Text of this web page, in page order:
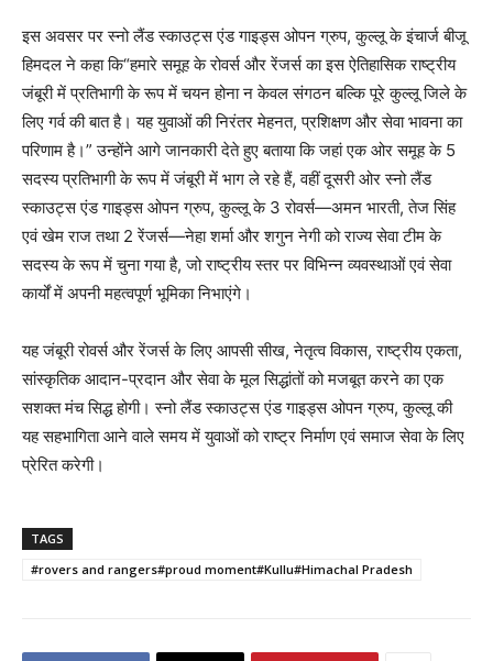
इस अवसर पर स्नो लैंड स्काउट्स एंड गाइड्स ओपन ग्रुप, कुल्लू के इंचार्ज बीजू
हिमदल ने कहा कि“हमारे समूह के रोवर्स और रेंजर्स का इस ऐतिहासिक राष्ट्रीय
जंबूरी में प्रतिभागी के रूप में चयन होना न केवल संगठन बल्कि पूरे कुल्लू जिले के
लिए गर्व की बात है। यह युवाओं की निरंतर मेहनत, प्रशिक्षण और सेवा भावना का
परिणाम है।” उन्होंने आगे जानकारी देते हुए बताया कि जहां एक ओर समूह के 5
सदस्य प्रतिभागी के रूप में जंबूरी में भाग ले रहे हैं, वहीं दूसरी ओर स्नो लैंड
स्काउट्स एंड गाइड्स ओपन ग्रुप, कुल्लू के 3 रोवर्स—अमन भारती, तेज सिंह
एवं खेम राज तथा 2 रेंजर्स—नेहा शर्मा और शगुन नेगी को राज्य सेवा टीम के
सदस्य के रूप में चुना गया है, जो राष्ट्रीय स्तर पर विभिन्न व्यवस्थाओं एवं सेवा
कार्यों में अपनी महत्वपूर्ण भूमिका निभाएंगे।
यह जंबूरी रोवर्स और रेंजर्स के लिए आपसी सीख, नेतृत्व विकास, राष्ट्रीय एकता,
सांस्कृतिक आदान-प्रदान और सेवा के मूल सिद्धांतों को मजबूत करने का एक
सशक्त मंच सिद्ध होगी। स्नो लैंड स्काउट्स एंड गाइड्स ओपन ग्रुप, कुल्लू की
यह सहभागिता आने वाले समय में युवाओं को राष्ट्र निर्माण एवं समाज सेवा के लिए
प्रेरित करेगी।
TAGS
#rovers and rangers#proud moment#Kullu#Himachal Pradesh